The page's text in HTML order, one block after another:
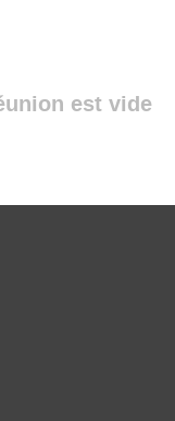
est vide